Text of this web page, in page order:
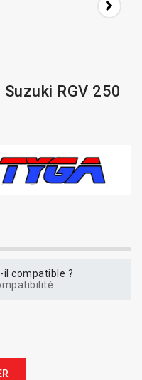
RGV 250
il compatible ?